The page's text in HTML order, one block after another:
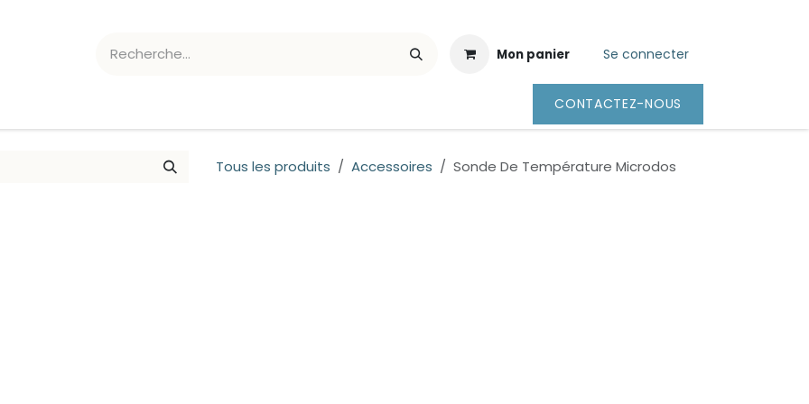
Mon panier Se connecter
CONTACTEZ-NOUS
Tous les produits Accessoires Sonde De Température Microdos